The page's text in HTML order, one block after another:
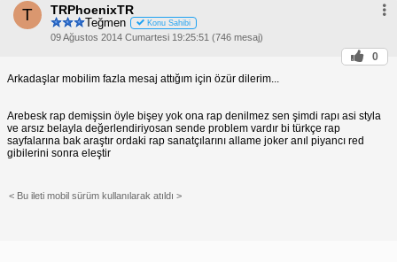
T TRPhoenixTR
Teğmen Konu Sahibi
09 Ağustos 2014 Cumartesi 19:25:51 (746 mesaj)
0
Arkadaşlar mobilim fazla mesaj attığım için özür dilerim...
Arebesk rap demişsin öyle bişey yok ona rap denilmez sen şimdi rapı asi styla
ve arsız belayla değerlendiriyosan sende problem vardır bi türkçe rap
sayfalarına bak araştır ordaki rap sanatçılarını allame joker anıl piyancı red
gibilerini sonra eleştir
< Bu ileti mobil sürüm kullanılarak atıldı >